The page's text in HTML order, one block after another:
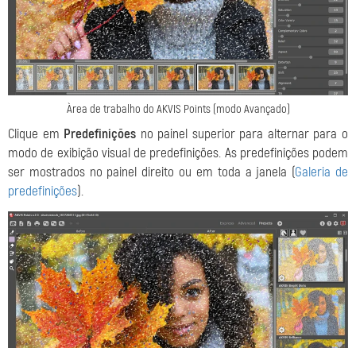
Àrea de trabalho do AKVIS Points (modo Avançado)
Clique em Predefinições no painel superior para alternar para o
modo de exibição visual de predefinições. As predefinições podem
ser mostrados no painel direito ou em toda a janela (Galeria de
predefinições).